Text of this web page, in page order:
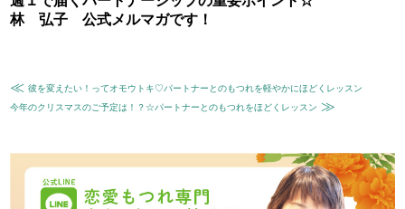
林 弘子 公式メルマガです！
≪彼を変えたい！ってオモウトキ♡パートナーとのもつれを軽やかにほどくレッスン
今年のクリスマスのご予定は！？☆パートナーとのもつれをほどくレッスン ≫